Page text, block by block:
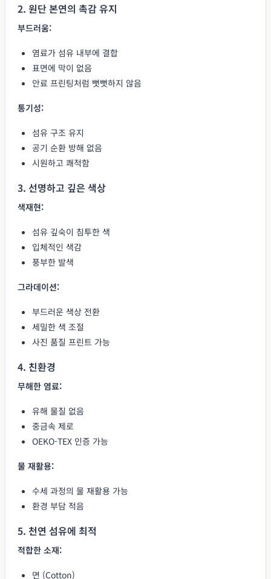
2. 원단 본연의 촉감 유지
부드러움:
염료가 섬유 내부에 결합
표면에 막이 없음
안료 프린팅처럼 뻣뻣하지 않음
통기성:
섬유 구조 유지
공기 순환 방해 없음
시원하고 쾌적함
3. 선명하고 깊은 색상
색재현:
섬유 깊숙이 침투한 색
입체적인 색감
풍부한 발색
그라데이션:
부드러운 색상 전환
세밀한 색 조절
사진 품질 프린트 가능
4. 친환경
무해한 염료:
유해 물질 없음
중금속 제로
OEKO-TEX 인증 가능
물 재활용:
수세 과정의 물 재활용 가능
환경 부담 적음
5. 천연 섬유에 최적
적합한 소재:
면 (Cotton)